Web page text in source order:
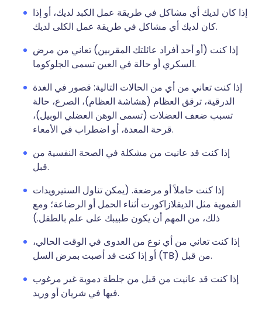
إذا كان لديك أي مشاكل في طريقة عمل الكبد لديك، أو إذا
كان لديك أي مشاكل في طريقة عمل الكلى لديك.
إذا كنت (أو أحد أفراد عائلتك المقربين) تعاني من مرض
السكري أو حالة في العين تسمى الجلوكوما.
إذا كنت تعاني من أي من الحالات التالية: قصور في الغدة
الدرقية، ترقق العظام (هشاشة العظام)، الصرع، حالة
تسبب ضعف العضلات (تسمى الوهن العضلي الوبيل)،
قرحة المعدة، أو اضطراب في الأمعاء.
إذا كنت قد عانيت من مشكلة في الصحة النفسية من
قبل.
إذا كنت حاملاً أو مرضعة. (يمكن تناول الستيرويدات
الفموية مثل الديفلازاكورت أثناء الحمل أو الرضاعة؛ ومع
ذلك، من المهم أن يكون طبيبك على علم بالطفل.)
إذا كنت تعاني من أي نوع من العدوى في الوقت الحالي،
أو إذا كنت قد أصبت بمرض السل (TB) من قبل.
إذا كنت قد عانيت من قبل من جلطة دموية غير مرغوب
فيها في شريان أو وريد.